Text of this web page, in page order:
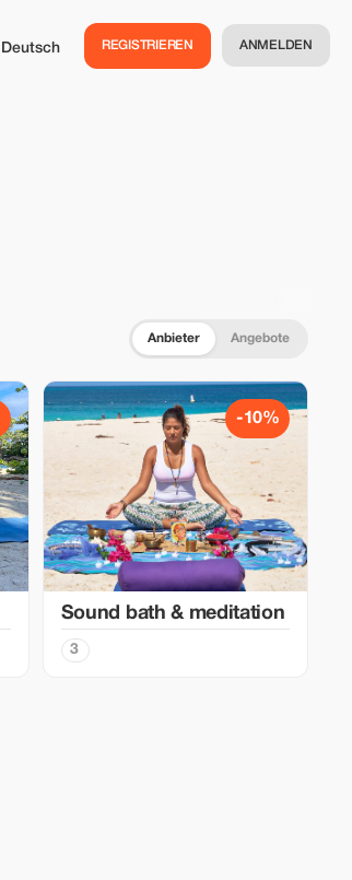
Deutsch REGISTRIEREN ANMELDEN
Anbieter Angebote
-10%
Sound bath & meditation
3